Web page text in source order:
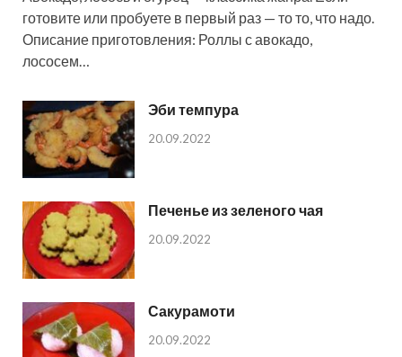
готовите или пробуете в первый раз — то то, что надо.
Описание приготовления: Роллы с авокадо,
лососем…
Эби темпура
20.09.2022
Печенье из зеленого чая
20.09.2022
Сакурамоти
20.09.2022